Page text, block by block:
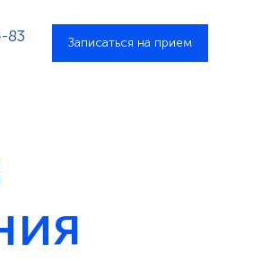
83 Записаться на прием